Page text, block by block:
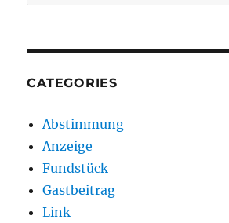
CATEGORIES
Abstimmung
Anzeige
Fundstück
Gastbeitrag
Link